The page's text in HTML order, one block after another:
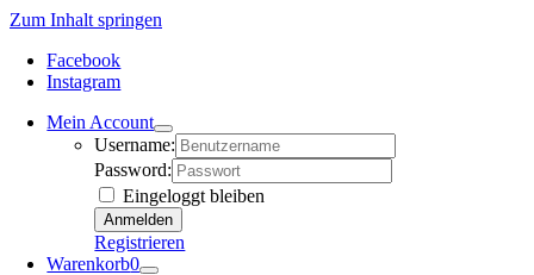
Zum Inhalt springen
Facebook
Instagram
Mein Account
Username:
Password:
Eingeloggt bleiben
Registrieren
Warenkorb0